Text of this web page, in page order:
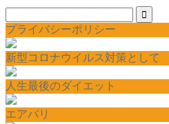
プライバシーポリシー
新型コロナウイルス対策として
人生最後のダイエット
エアバリ